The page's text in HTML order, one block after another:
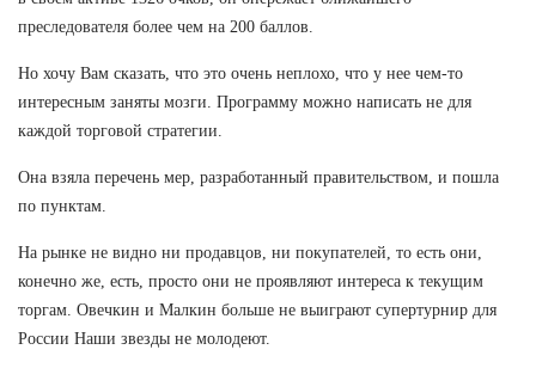
преследователя более чем на 200 баллов.
Но хочу Вам сказать, что это очень неплохо, что у нее чем-то
интересным заняты мозги. Программу можно написать не для
каждой торговой стратегии.
Она взяла перечень мер, разработанный правительством, и пошла
по пунктам.
На рынке не видно ни продавцов, ни покупателей, то есть они,
конечно же, есть, просто они не проявляют интереса к текущим
торгам. Овечкин и Малкин больше не выиграют супертурнир для
России Наши звезды не молодеют.